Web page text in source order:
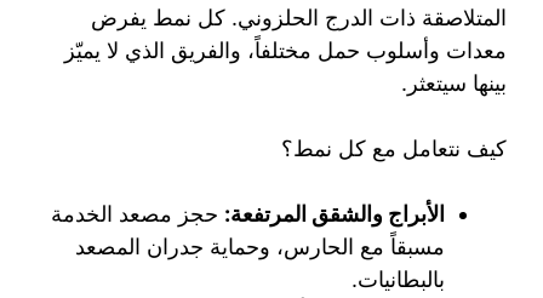
المتلاصقة ذات الدرج الحلزوني. كل نمط يفرض
معدات وأسلوب حمل مختلفاً، والفريق الذي لا يميّز
بينها سيتعثر.
كيف نتعامل مع كل نمط؟
الأبراج والشقق المرتفعة: حجز مصعد الخدمة
مسبقاً مع الحارس، وحماية جدران المصعد
بالبطانيات.